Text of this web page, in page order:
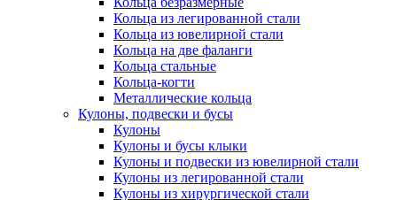
Кольца из легированной стали
Кольца из ювелирной стали
Кольца на две фаланги
Кольца стальные
Кольца-когти
Металлические кольца
Кулоны, подвески и бусы
Кулоны
Кулоны и бусы клыки
Кулоны и подвески из ювелирной стали
Кулоны из легированной стали
Кулоны из хирургической стали